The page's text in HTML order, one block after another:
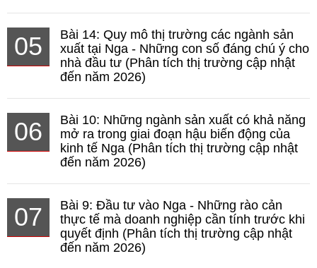
05
Bài 14: Quy mô thị trường các ngành sản
xuất tại Nga - Những con số đáng chú ý cho
nhà đầu tư (Phân tích thị trường cập nhật
đến năm 2026)
06
Bài 10: Những ngành sản xuất có khả năng
mở ra trong giai đoạn hậu biến động của
kinh tế Nga (Phân tích thị trường cập nhật
đến năm 2026)
07
Bài 9: Đầu tư vào Nga - Những rào cản
thực tế mà doanh nghiệp cần tính trước khi
quyết định (Phân tích thị trường cập nhật
đến năm 2026)